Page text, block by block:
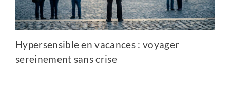
Hypersensible en vacances : voyager
sereinement sans crise